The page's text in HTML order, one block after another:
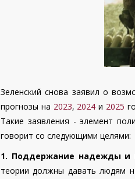
Зеленский снова заявил о
прогнозы на 2023, 2024 и 2025
Такие заявления - элемент
говорит со следующими целями:
1. Поддержание надежды и
теории должны давать людям